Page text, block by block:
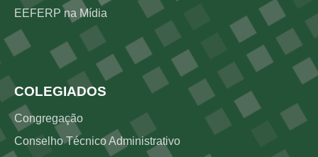
EEFERP na Mídia
Rodapé 3
COLEGIADOS
Congregação
Conselho Técnico Administrativo